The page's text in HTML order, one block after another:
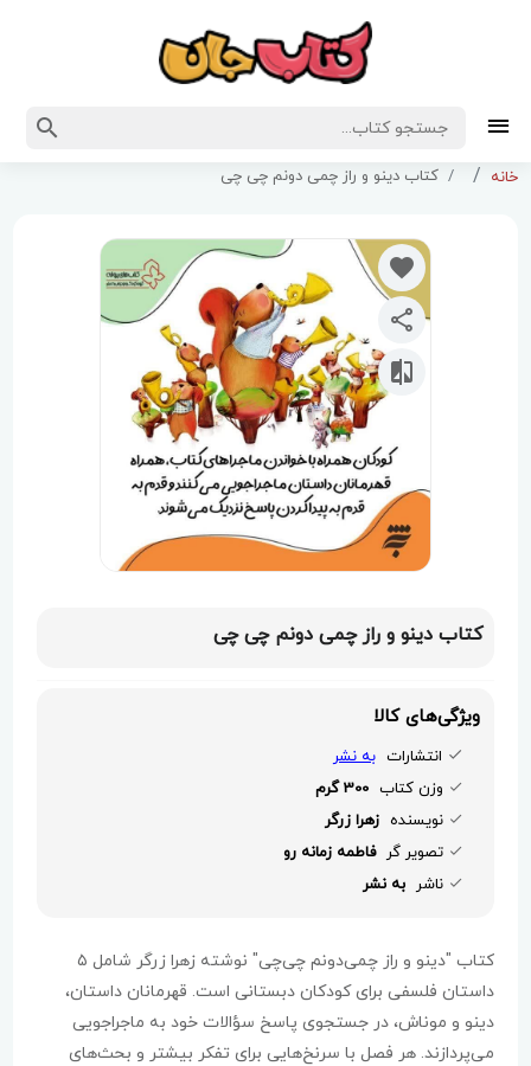
خانه کتاب دینو و راز چمی دونم چی چی
کتاب دینو و راز چمی دونم چی چی
ویژگی‌های کالا
انتشارات به نشر
وزن کتاب 300 گرم
نویسنده زهرا زرگر
تصویر گر فاطمه زمانه رو
ناشر به نشر
کتاب "دینو و راز چمی‌دونم چی‌چی" نوشته زهرا زرگر شامل ۵
داستان فلسفی برای کودکان دبستانی است. قهرمانان داستان،
دینو و موناش، در جستجوی پاسخ سؤالات خود به ماجراجویی
می‌پردازند. هر فصل با سرنخ‌هایی برای تفکر بیشتر و بحث‌های